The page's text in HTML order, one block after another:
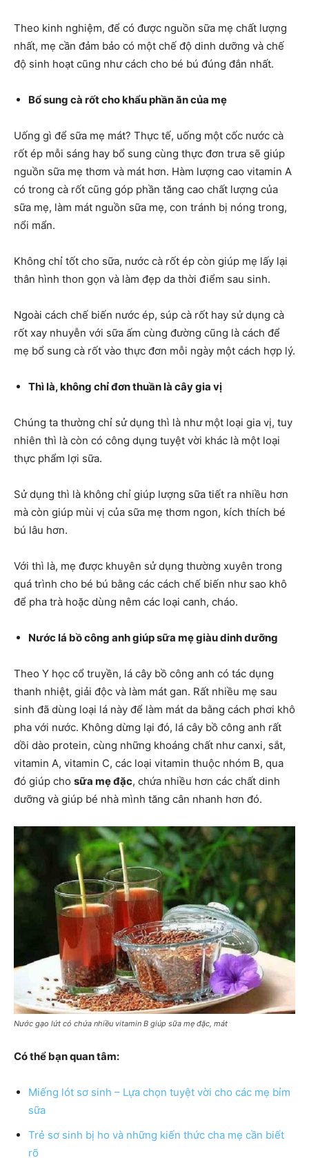
Theo kinh nghiệm, để có được nguồn sữa mẹ chất lượng
nhất, mẹ cần đảm bảo có một chế độ dinh dưỡng và chế
độ sinh hoạt cũng như cách cho bé bú đúng đắn nhất.
Bổ sung cà rốt cho khẩu phần ăn của mẹ
Uống gì để sữa mẹ mát? Thực tế, uống một cốc nước cà
rốt ép mỗi sáng hay bổ sung cùng thực đơn trưa sẽ giúp
nguồn sữa mẹ thơm và mát hơn. Hàm lượng cao vitamin A
có trong cà rốt cũng góp phần tăng cao chất lượng của
sữa mẹ, làm mát nguồn sữa mẹ, con tránh bị nóng trong,
nổi mẩn.
Không chỉ tốt cho sữa, nước cà rốt ép còn giúp mẹ lấy lại
thân hình thon gọn và làm đẹp da thời điểm sau sinh.
Ngoài cách chế biến nước ép, súp cà rốt hay sử dụng cà
rốt xay nhuyễn với sữa ấm cùng đường cũng là cách để
mẹ bổ sung cà rốt vào thực đơn mỗi ngày một cách hợp lý.
Thì là, không chỉ đơn thuần là cây gia vị
Chúng ta thường chỉ sử dụng thì là như một loại gia vị, tuy
nhiên thì là còn có công dụng tuyệt vời khác là một loại
thực phẩm lợi sữa.
Sử dụng thì là không chỉ giúp lượng sữa tiết ra nhiều hơn
mà còn giúp mùi vị của sữa mẹ thơm ngon, kích thích bé
bú lâu hơn.
Với thì là, mẹ được khuyên sử dụng thường xuyên trong
quá trình cho bé bú bằng các cách chế biến như sao khô
để pha trà hoặc dùng nêm các loại canh, cháo.
Nước lá bồ công anh giúp sữa mẹ giàu dinh dưỡng
Theo Y học cổ truyền, lá cây bồ công anh có tác dụng
thanh nhiệt, giải độc và làm mát gan. Rất nhiều mẹ sau
sinh đã dùng loại lá này để làm mát da bằng cách phơi khô
pha với nước. Không dừng lại đó, lá cây bồ công anh rất
dồi dào protein, cùng những khoáng chất như canxi, sắt,
vitamin A, vitamin C, các loại vitamin thuộc nhóm B, qua
đó giúp cho sữa mẹ đặc, chứa nhiều hơn các chất dinh
dưỡng và giúp bé nhà mình tăng cân nhanh hơn đó.
Nước gạo lứt có chứa nhiều vitamin B giúp sữa mẹ đặc, mát
Có thể bạn quan tâm:
Miếng lót sơ sinh – Lựa chọn tuyệt vời cho các mẹ bỉm
sữa
Trẻ sơ sinh bị ho và những kiến thức cha mẹ cần biết
rõ